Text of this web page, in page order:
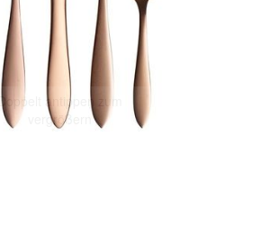
Doppelt antippen zum
vergrößern